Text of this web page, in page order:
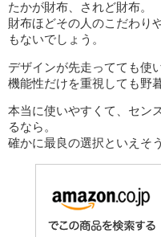
たかが財布、されど財布。
財布ほどその人のこだわり
もないでしょう。
デザインが先走ってても使
機能性だけを重視しても野
本当に使いやすくて、セン
るなら。
確かに最良の選択といえそ